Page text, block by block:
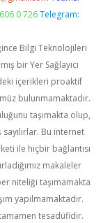
0 726 Telegram:
Bilgi Teknolojileri
bir Yer Sağlayıcı
içerikleri proaktif
bulunmamaktadır.
taşımakta olup,
Bu internet
ile hiçbir bağlantısı
makaleler
niteliği taşımamakta
yapılmamaktadır.
tesadüfidir.